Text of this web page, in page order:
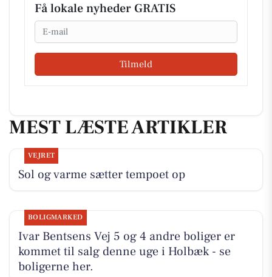
Få lokale nyheder GRATIS
Email
Tilmeld
MEST LÆSTE ARTIKLER
VEJRET
Sol og varme sætter tempoet op
BOLIGMARKED
Ivar Bentsens Vej 5 og 4 andre boliger er
kommet til salg denne uge i Holbæk - se
boligerne her.